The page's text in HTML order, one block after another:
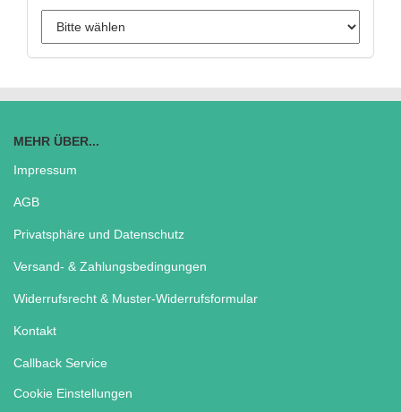
MEHR ÜBER...
Impressum
AGB
Privatsphäre und Datenschutz
Versand- & Zahlungsbedingungen
Widerrufsrecht & Muster-Widerrufsformular
Kontakt
Callback Service
Cookie Einstellungen